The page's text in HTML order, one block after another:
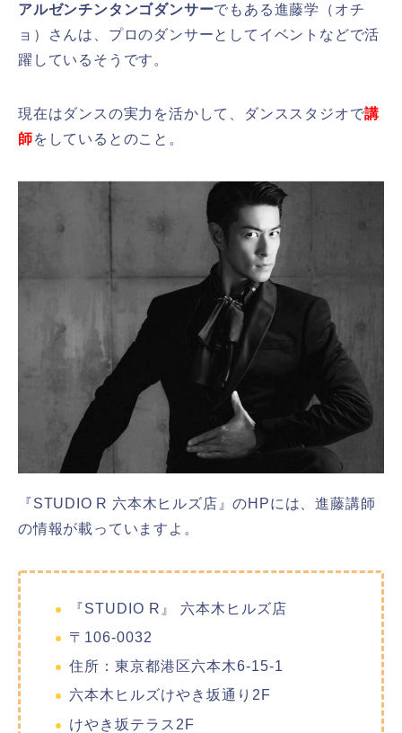
アルゼンチンタンゴダンサーでもある進藤学（オチ
ョ）さんは、プロのダンサーとしてイベントなどで活
躍しているそうです。
現在はダンスの実力を活かして、ダンススタジオで講
師をしているとのこと。
『STUDIO R 六本木ヒルズ店』のHPには、進藤講師
の情報が載っていますよ。
『STUDIO R』 六本木ヒルズ店
〒106-0032
住所：東京都港区六本木6-15-1
六本木ヒルズけやき坂通り2F
けやき坂テラス2F